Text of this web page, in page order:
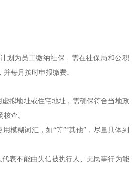
划为员工缴纳社保，需在社保局和公积
每月按时申报缴费。
拟地址或住宅地址，需确保符合当地政
查。
模糊词汇，如“等”“其他”，尽量具体到
表不能由失信被执行人、无民事行为能